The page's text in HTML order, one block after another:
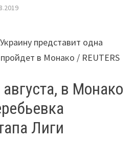
представит одна
в Монако / REUTERS
в Монако
Лиги